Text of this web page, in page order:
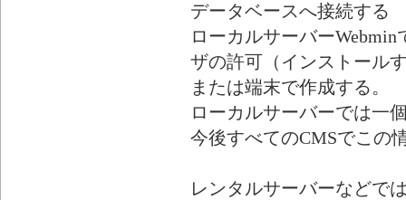
データベースへ接続する
ローカルサーバー
ザの許可（インストール
または端末で作成する。
ローカルサーバーでは一
今後すべてのCMSでこの
レンタルサーバーなどで